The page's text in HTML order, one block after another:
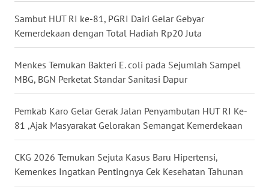
Sambut HUT RI ke-81, PGRI Dairi Gelar Gebyar
Kemerdekaan dengan Total Hadiah Rp20 Juta
Menkes Temukan Bakteri E. coli pada Sejumlah Sampel
MBG, BGN Perketat Standar Sanitasi Dapur
Pemkab Karo Gelar Gerak Jalan Penyambutan HUT RI Ke-
81 ,Ajak Masyarakat Gelorakan Semangat Kemerdekaan
CKG 2026 Temukan Sejuta Kasus Baru Hipertensi,
Kemenkes Ingatkan Pentingnya Cek Kesehatan Tahunan
WN
NTT
WN
KEPRI
WN
PAPUA
WN
PAPUA